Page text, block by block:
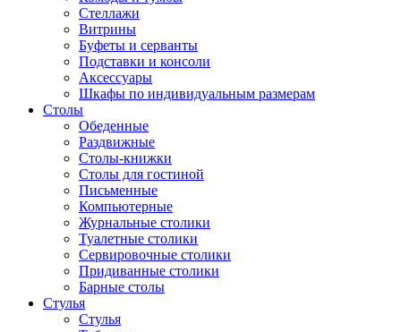
Стеллажи
Витрины
Буфеты и серванты
Подставки и консоли
Аксессуары
Шкафы по индивидуальным размерам
Столы
Обеденные
Раздвижные
Столы-книжки
Столы для гостиной
Письменные
Компьютерные
Журнальные столики
Туалетные столики
Сервировочные столики
Придиванные столики
Барные столы
Стулья
Стулья